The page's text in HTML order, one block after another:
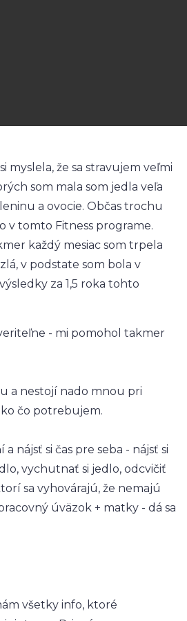
myslela, že sa stravujem veľmi
som mala som jedla veľa
a ovocie. Občas trochu
v tomto Fitness programe.
každý mesiac som trpela
v podstate som bola v
za 1,5 roka tohto
- mi pomohol takmer
a nestojí nado mnou pri
čo potrebujem.
nájsť si čas pre seba - nájsť si
vychutnať si jedlo, odcvičiť
sa vyhovárajú, že nemajú
úväzok + matky - dá sa
všetky info, ktoré